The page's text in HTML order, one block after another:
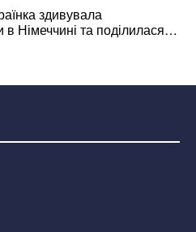
здивувала
Німеччині та поділилася